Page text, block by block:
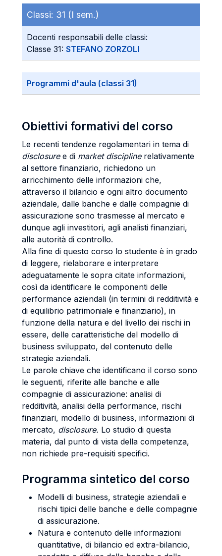
Classi: 31 (I sem.)
Docenti responsabili delle classi:
Classe 31: STEFANO ZORZOLI
Programmi d'aula (classi 31)
Obiettivi formativi del corso
Le recenti tendenze regolamentari in tema di
disclosure e di market discipline relativamente
al settore finanziario, richiedono un
arricchimento delle informazioni che,
attraverso il bilancio e ogni altro documento
aziendale, dalle banche e dalle compagnie di
assicurazione sono trasmesse al mercato e
dunque agli investitori, agli analisti finanziari,
alle autorità di controllo.
Alla fine di questo corso lo studente è in grado
di leggere, rielaborare e interpretare
adeguatamente le sopra citate informazioni,
così da identificare le componenti delle
performance aziendali (in termini di redditività e
di equilibrio patrimoniale e finanziario), in
funzione della natura e del livello dei rischi in
essere, delle caratteristiche del modello di
business sviluppato, del contenuto delle
strategie aziendali.
Le parole chiave che identificano il corso sono
le seguenti, riferite alle banche e alle
compagnie di assicurazione: analisi di
redditività, analisi della performance, rischi
finanziari, modello di business, informazioni di
mercato, disclosure. Lo studio di questa
materia, dal punto di vista della competenza,
non richiede pre-requisiti specifici.
Programma sintetico del corso
Modelli di business, strategie aziendali e
rischi tipici delle banche e delle compagnie
di assicurazione.
Natura e contenuto delle informazioni
quantitative, di bilancio ed extra-bilancio,